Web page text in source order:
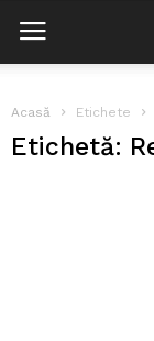
Acasă Etichete
Etichetă: